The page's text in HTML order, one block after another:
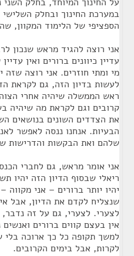
על החינוך המיוחד, בחלק
במערכת החינוך ובחלק השלישי
הספציפי של הלימוד המקוון,
אני רוצה להגיד מראש שנכון
עדיין כיוונים ברורים ואין
מי ומתי חוזרים. אני רוצה
לעשות בדיון הזה, גם לקראת
ראש הממשלה שיהיה אחרי
קרובים וגם לקראת מה שיהיה
את הצדדים השונים בנושאים
הבעיות. אנחנו ננסה לאפשר
שלהם ואת הבקשות והדרישות
אני אומר מראש, גם לחברי
ריאלי שבסוף הדיון הזה יהיו
יהיו יותר ברורים – אני מקווה
שנצליח לקדם את הדיון, אבל
לצערי. לצערי, גם על זה
אין בעצם קווים ברורים
למשך תקופה כל כך ארוכה בלי
לקרות, אבל בימים הקרובים.